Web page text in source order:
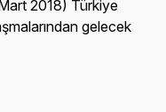
2018) Türkiye
gelecek